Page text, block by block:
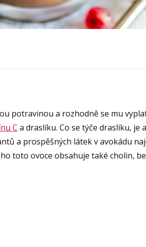
potravinou a rozhodně se mu
C a draslíku. Co se týče draslíku, je
a prospěšných látek v avokádu
toto ovoce obsahuje také cholin,